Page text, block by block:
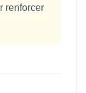
renforcer